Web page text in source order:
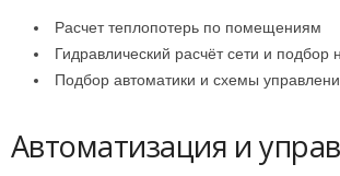
Расчет теплопотерь по помещениям
Гидравлический расчёт сети и подбор
Подбор автоматики и схемы
Автоматизация и